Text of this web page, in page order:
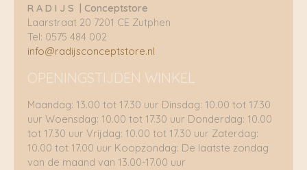
R A D I J S | Conceptstore
Laarstraat 20 7201 CE Zutphen
Tel: 0575 484 002
info@radijsconceptstore.nl
OPENINGSTIJDEN WINKEL
Maandag: 13.00 tot 17.30 uur Dinsdag: 10.00 tot 17.30
uur Woensdag: 10.00 tot 17.30 uur Donderdag: 10.00
tot 17.30 uur Vrijdag: 10.00 tot 17.30 uur Zaterdag:
10.00 tot 17.00 uur Koopzondag: De laatste zondag
van de maand van 13.00-17.00 uur